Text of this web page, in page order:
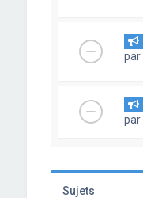
par
par
Sujets